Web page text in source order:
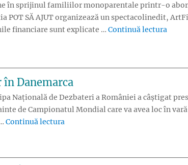
în sprijinul familiilor monoparentale printr-o
SĂ AJUT organizează un spectacolinedit,
financiare sunt explicate … Continuă lectura
Danemarca
Națională de Dezbateri a României a câștigat
de Campionatul Mondial care va avea loc în
Continuă lectura